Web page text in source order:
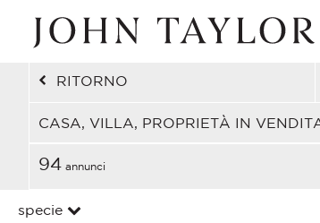
RITORNO
CASA, VILLA, PROPRIETÀ IN
94 annunci
specie